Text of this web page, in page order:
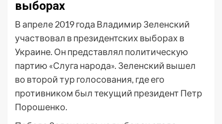
выборах
В апреле 2019 года Владимир Зеленский
участвовал в президентских выборах в
Украине. Он представлял политическую
партию «Слуга народа». Зеленский вышел
во второй тур голосования, где его
противником был текущий президент Петр
Порошенко.